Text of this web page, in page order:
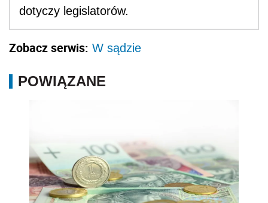
dotyczy legislatorów.
Zobacz serwis: W sądzie
POWIĄZANE